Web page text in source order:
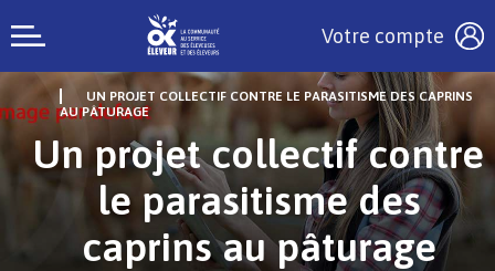
Votre compte
UN PROJET COLLECTIF CONTRE LE PARASITISME DES CAPRINS
AU PÂTURAGE
Un projet collectif contre
le parasitisme des
caprins au pâturage